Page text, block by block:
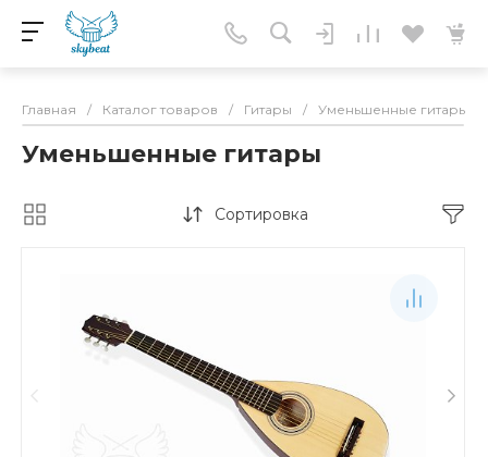
Главная / Каталог товаров / Гитары / Уменьшенные гитары
Уменьшенные гитары
Сортировка